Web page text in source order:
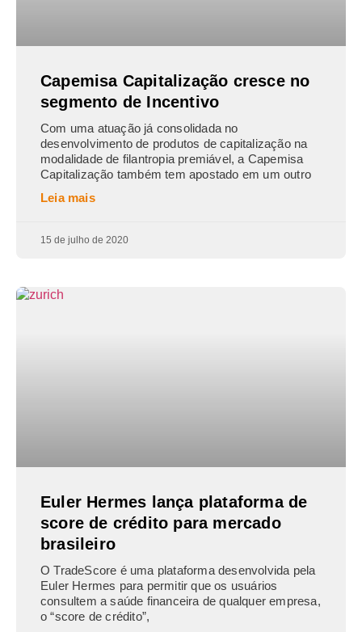
Capemisa Capitalização cresce no
segmento de Incentivo
Com uma atuação já consolidada no
desenvolvimento de produtos de capitalização na
modalidade de filantropia premiável, a Capemisa
Capitalização também tem apostado em um outro
Leia mais
15 de julho de 2020
Euler Hermes lança plataforma de
score de crédito para mercado
brasileiro
O TradeScore é uma plataforma desenvolvida pela
Euler Hermes para permitir que os usuários
consultem a saúde financeira de qualquer empresa,
o “score de crédito”,